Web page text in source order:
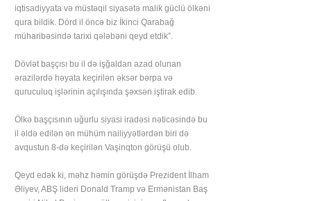
iqtisadiyyata və müstəqil siyasətə malik güclü ölkəni
qura bildik. Dörd il öncə biz İkinci Qarabağ
müharibəsində tarixi qələbəni qeyd etdik”.
Dövlət başçısı bu il də işğaldan azad olunan
ərazilərdə həyata keçirilən əksər bərpa və
quruculuq işlərinin açılışında şəxsən iştirak edib.
Ölkə başçısının uğurlu siyasi iradəsi nəticəsində bu
il əldə edilən ən mühüm nailiyyətlərdən biri də
avqustun 8-də keçirilən Vaşinqton görüşü olub.
Qeyd edək ki, məhz həmin görüşdə Prezident İlham
Əliyev, ABŞ lideri Donald Tramp və Ermənistan Baş